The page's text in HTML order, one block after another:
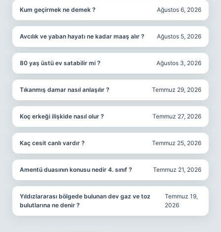
Kum geçirmek ne demek ? Ağustos 6, 2026
Avcılık ve yaban hayatı ne kadar maaş alır ? Ağustos 5, 2026
80 yaş üstü ev satabilir mi ? Ağustos 3, 2026
Tıkanmış damar nasıl anlaşılır ? Temmuz 29, 2026
Koç erkeği ilişkide nasıl olur ? Temmuz 27, 2026
Kaç cesit canlı vardır ? Temmuz 25, 2026
Amentü duasının konusu nedir 4. sınıf ? Temmuz 21, 2026
Yıldızlararası bölgede bulunan dev gaz ve toz
bulutlarına ne denir ?
Temmuz 19,
2026